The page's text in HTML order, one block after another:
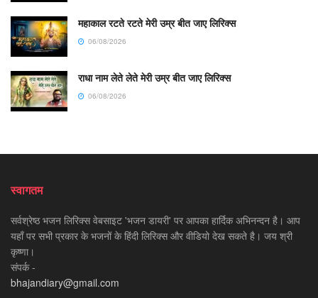
महाकाल रटते रटते मेरी उम्र बीत जाए लिरिक्स
06/08/2026
राधा नाम लेते लेते मेरी उम्र बीत जाए लिरिक्स
06/08/2026
स्वागतम
सर्वश्रेष्ठ भजन लिरिक्स वेबसाइट 'भजन डायरी' पर आपका हार्दिक अभिनन्दन है। आप
यहाँ पर सभी प्रकार के भजनों के हिंदी लिरिक्स और वीडियो देख सकते है। जय श्री
कृष्णा।
संपर्क -
bhajandiary@gmail.com